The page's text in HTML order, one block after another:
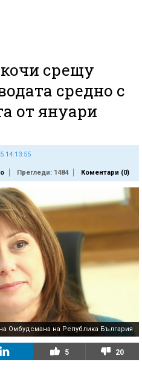
срещу
средно с
от януари
14:13:55
Прегледи: 1484 Коментари (0)
Омбудсмана на Република България
5 20